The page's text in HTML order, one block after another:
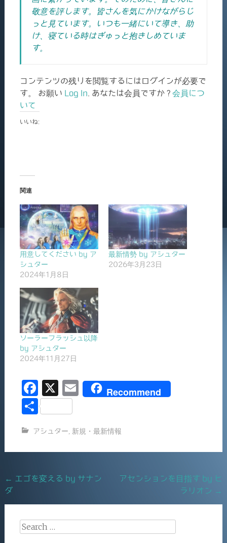
敬意を評します。皆さんを気にかけながらじ
っと見ています。いつも一緒にいて導き、助
け、寝ている時はぎゅっと抱きしめていま
す。
コンテンツの残りを閲覧するにはログインが必要で
す。 お願い Log In . あなたは会員ですか ? 会員につ
いて
いいね:
関連
用意してください by ア
シュター
2024年1月8日
最新情勢 by アシュター
2026年3月23日
ソーラーフラッシュ以降
by アシュター
2024年11月27日
F
a
e
b
o
k
X
E
l
Recommend
共
アシュター 新規・最新情報
Post
navigation
←
エゴを変える by サナン
ダ
アセンションを目指す by ヒ
ラリオン →
Search